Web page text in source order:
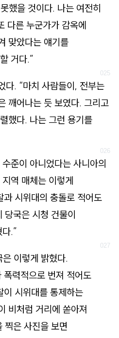
했을 것이다. 나는 여전히
다른 누군가가 감옥에
맞았다는 얘기를
거다.”
다. “마치 사람들이, 전부는
깨어나는 듯 보였다. 그리고
했다. 나는 그런 용기를
준이 아니었다는 사니아의
역 매체는 이렇게
시위대의 충돌로 적어도
국은 시청 건물이
.”
이렇게 밝혔다.
폭력적으로 번져 적어도
시위대를 통제하는
비처럼 거리에 쏟아져
찍은 사진을 보면